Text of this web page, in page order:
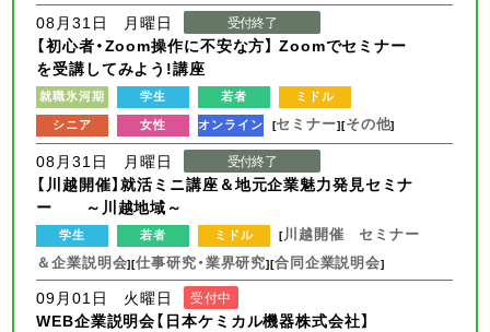
08月31日 月曜日 受付終了
【初心者・Zoom操作に不安な方】 Zoomでセミナー
を受講してみよう!講座
就職氷河期 学生 若者
ミドル
シニア
女性 オンライン [セミナー][その他]
08月31日 月曜日 受付終了
【川越開催】就活ミニ講座＆地元企業魅力発見セミナ
ー ～川越地域～
学生 若者 ミドル [川越開催 セミナー
＆企業説明会][仕事研究・業界研究][合同企業説明会]
09月01日 火曜日 受付中
WEB企業説明会【日本ケミカル機器株式会社】